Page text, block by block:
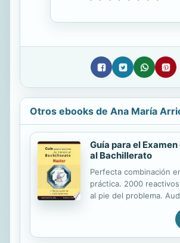
Otros ebooks de Ana María
Guía para el
al Bachillerato
Perfecta combinación
práctica. 2000
al pie del problema.